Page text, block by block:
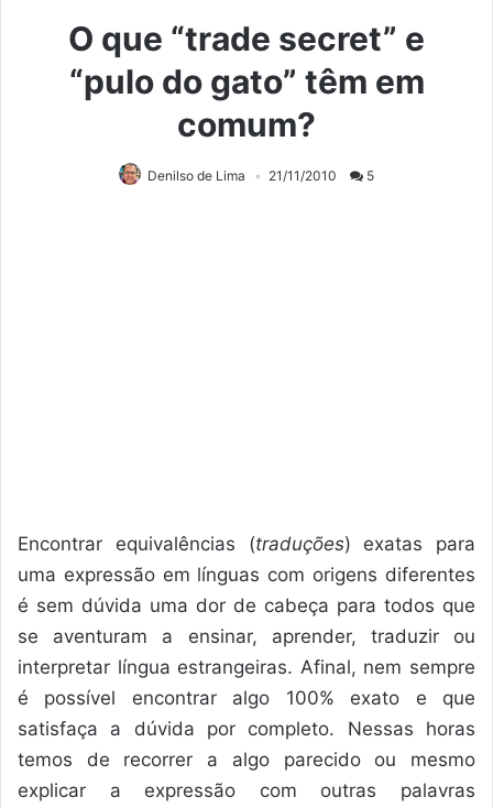
O que “trade secret” e
“pulo do gato” têm em
comum?
Denilso de Lima 21/11/2010 5
Encontrar equivalências (traduções) exatas para
uma expressão em línguas com origens diferentes
é sem dúvida uma dor de cabeça para todos que
se aventuram a ensinar, aprender, traduzir ou
interpretar língua estrangeiras. Afinal, nem sempre
é possível encontrar algo 100% exato e que
satisfaça a dúvida por completo. Nessas horas
temos de recorrer a algo parecido ou mesmo
explicar a expressão com outras palavras